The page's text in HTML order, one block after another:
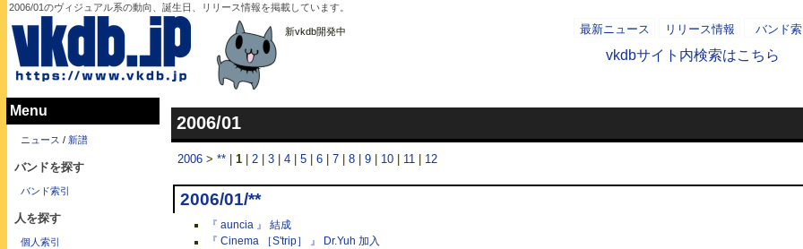
2006/01のヴィジュアル系の動向、誕生日、リリース情報を掲載しています。
新vkdb開発中 最新ニュース リリース情報 バンド索
vkdbサイト内検索はこちら
2006/01
2006> **| 1| 2| 3| 4| 5| 6| 7| 8| 9| 10| 11| 12
2006/01/**
『 auncia 』 結成
『 Cinema ［S'trip］ 』 Dr.Yuh 加入
Menu
ニュース / 新譜
バンドを探す
バンド索引
人を探す
個人索引